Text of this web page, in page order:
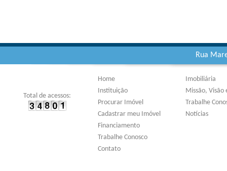
Rua
Total de acessos:
Home
Instituição
Procurar Imóvel
Cadastrar meu Imóvel
Financiamento
Trabalhe Conosco
Contato
Imobiliária
Missão, Visão
Trabalhe
Notícias